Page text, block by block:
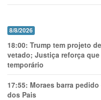
8/8/2026
18:00: Trump tem projeto
vetado; Justiça reforça
temporário
17:55: Moraes barra
dos Pais